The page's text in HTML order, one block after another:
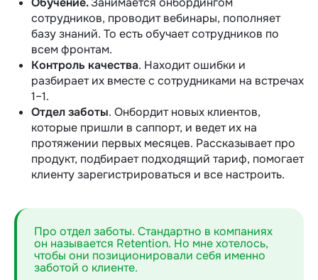
сотрудников, проводит вебинары, пополняет
базу знаний. То есть обучает сотрудников по
всем фронтам.
Контроль качества. Находит ошибки и
разбирает их вместе с сотрудниками на встречах
1–1.
Отдел заботы. Онбордит новых клиентов,
которые пришли в саппорт, и ведет их на
протяжении первых месяцев. Рассказывает про
продукт, подбирает подходящий тариф, помогает
клиенту зарегистрироваться и все настроить.
Про отдел заботы. Стандартно в компаниях
он называется Retention. Но мне хотелось,
чтобы они позиционировали себя именно
заботой о клиенте.